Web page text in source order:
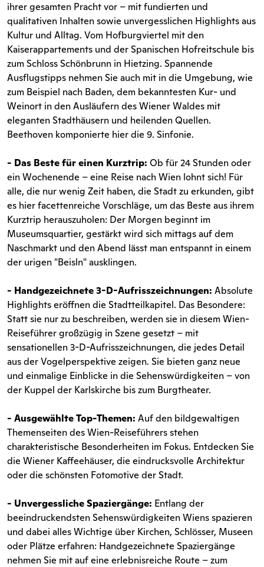
ihrer gesamten Pracht vor – mit fundierten und
qualitativen Inhalten sowie unvergesslichen Highlights aus
Kultur und Alltag. Vom Hofburgviertel mit den
Kaiserappartements und der Spanischen Hofreitschule bis
zum Schloss Schönbrunn in Hietzing. Spannende
Ausflugstipps nehmen Sie auch mit in die Umgebung, wie
zum Beispiel nach Baden, dem bekanntesten Kur- und
Weinort in den Ausläufern des Wiener Waldes mit
eleganten Stadthäusern und heilenden Quellen.
Beethoven komponierte hier die 9. Sinfonie.
- Das Beste für einen Kurztrip: Ob für 24 Stunden oder
ein Wochenende – eine Reise nach Wien lohnt sich! Für
alle, die nur wenig Zeit haben, die Stadt zu erkunden, gibt
es hier facettenreiche Vorschläge, um das Beste aus ihrem
Kurztrip herauszuholen: Der Morgen beginnt im
Museumsquartier, gestärkt wird sich mittags auf dem
Naschmarkt und den Abend lässt man entspannt in einem
der urigen "Beisln" ausklingen.
- Handgezeichnete 3-D-Aufrisszeichnungen: Absolute
Highlights eröffnen die Stadtteilkapitel. Das Besondere:
Statt sie nur zu beschreiben, werden sie in diesem Wien-
Reiseführer großzügig in Szene gesetzt – mit
sensationellen 3-D-Aufrisszeichnungen, die jedes Detail
aus der Vogelperspektive zeigen. Sie bieten ganz neue
und einmalige Einblicke in die Sehenswürdigkeiten – von
der Kuppel der Karlskirche bis zum Burgtheater.
- Ausgewählte Top-Themen: Auf den bildgewaltigen
Themenseiten des Wien-Reiseführers stehen
charakteristische Besonderheiten im Fokus. Entdecken Sie
die Wiener Kaffeehäuser, die eindrucksvolle Architektur
oder die schönsten Fotomotive der Stadt.
- Unvergessliche Spaziergänge: Entlang der
beeindruckendsten Sehenswürdigkeiten Wiens spazieren
und dabei alles Wichtige über Kirchen, Schlösser, Museen
oder Plätze erfahren: Handgezeichnete Spaziergänge
nehmen Sie mit auf eine erlebnisreiche Route – zum